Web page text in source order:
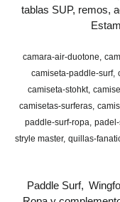
tablas SUP, remos,
camara-air-duotone
camiseta-paddle-surf
camiseta-stohkt
camisetas-surferas
paddle-surf-ropa
stryle master quillas-
Paddle Surf